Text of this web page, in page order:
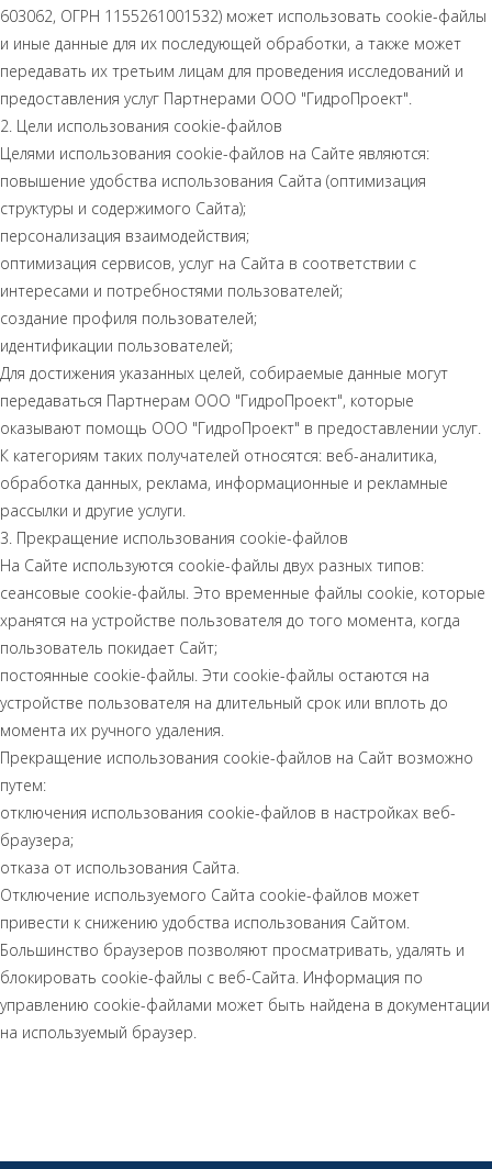
603062, ОГРН 1155261001532) может использовать cookie-файлы
и иные данные для их последующей обработки, а также может
передавать их третьим лицам для проведения исследований и
предоставления услуг Партнерами ООО "ГидроПроект".
2. Цели использования cookie-файлов
Целями использования cookie-файлов на Сайте являются:
повышение удобства использования Сайта (оптимизация
структуры и содержимого Сайта);
персонализация взаимодействия;
оптимизация сервисов, услуг на Сайта в соответствии с
интересами и потребностями пользователей;
создание профиля пользователей;
идентификации пользователей;
Для достижения указанных целей, собираемые данные могут
передаваться Партнерам ООО "ГидроПроект", которые
оказывают помощь ООО "ГидроПроект" в предоставлении услуг.
К категориям таких получателей относятся: веб-аналитика,
обработка данных, реклама, информационные и рекламные
рассылки и другие услуги.
3. Прекращение использования cookie-файлов
На Сайте используются cookie-файлы двух разных типов:
сеансовые cookie-файлы. Это временные файлы cookie, которые
хранятся на устройстве пользователя до того момента, когда
пользователь покидает Сайт;
постоянные cookie-файлы. Эти cookie-файлы остаются на
устройстве пользователя на длительный срок или вплоть до
момента их ручного удаления.
Прекращение использования cookie-файлов на Сайт возможно
путем:
отключения использования cookie-файлов в настройках веб-
браузера;
отказа от использования Сайта.
Отключение используемого Сайта cookie-файлов может
привести к снижению удобства использования Сайтом.
Большинство браузеров позволяют просматривать, удалять и
блокировать cookie-файлы c веб-Сайта. Информация по
управлению cookie-файлами может быть найдена в документации
на используемый браузер.